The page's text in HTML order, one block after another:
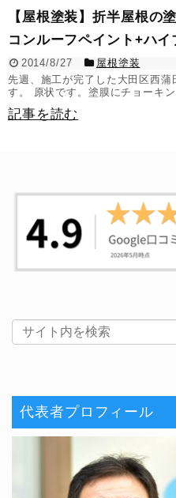
【屋根塗装】折半屋根
コンルーフペイント+ハイ
2014/8/27
屋根塗装
先週、施工が完了した大田区西
す。 原状です。塗膜にチョーキ
記事を読む
代表者プロフィール